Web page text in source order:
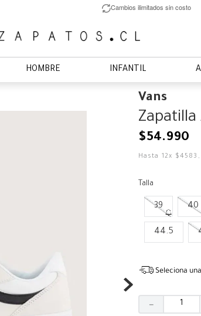
Cambios ilimitados sin costo
HOMBRE INFANTIL
Vans
Zapatilla
$54.990
Hasta 12x $4583
Talla
39 40
44.5
Seleciona
－